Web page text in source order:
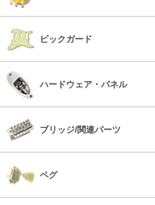
ピックガード
ハードウェア・パネル
ブリッジ/関連パーツ
ペグ